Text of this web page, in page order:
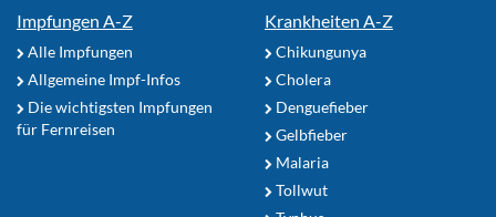
Impfungen A-Z
Alle Impfungen
Allgemeine Impf-Infos
Die wichtigsten Impfungen
für Fernreisen
Krankheiten A-Z
Chikungunya
Cholera
Denguefieber
Gelbfieber
Malaria
Tollwut